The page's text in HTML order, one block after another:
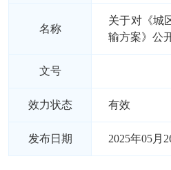
名称
关于对《城
输方案》公
文号
效力状态 有效
发布日期 2025年05月